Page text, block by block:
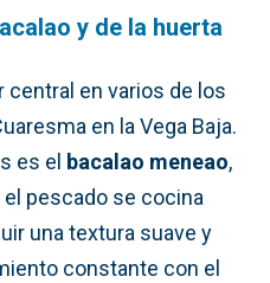
y de la huerta
central en varios de los
en la Vega Baja.
es el bacalao meneao,
el pescado se cocina
una textura suave y
constante con el